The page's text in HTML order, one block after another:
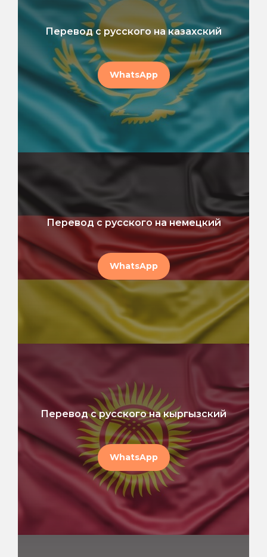
Перевод с русского на казахский
WhatsApp
Перевод с русского на немецкий
WhatsApp
Перевод с русского на кыргызский
WhatsApp